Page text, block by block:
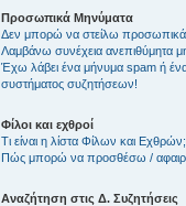
Προσωπικά Μηνύματα
Δεν μπορώ να στείλω προσωπικά
Λαμβάνω συνέχεια ανεπιθύμητα
Έχω λάβει ένα μήνυμα spam ή
συστήματος συζητήσεων!
Φίλοι και εχθροί
Τι είναι η λίστα Φίλων και Εχθρών;
Πώς μπορώ να προσθέσω /
Αναζήτηση στις Δ. Συζητήσεις